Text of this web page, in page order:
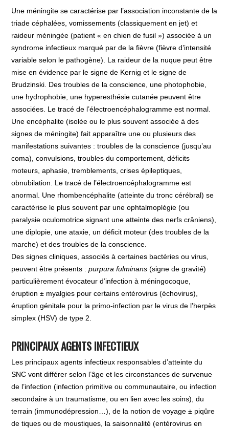
Une méningite se caractérise par l’association inconstante de la
triade céphalées, vomissements (classiquement en jet) et
raideur méningée (patient « en chien de fusil ») associée à un
syndrome infectieux marqué par de la fièvre (fièvre d’intensité
variable selon le pathogène). La raideur de la nuque peut être
mise en évidence par le signe de Kernig et le signe de
Brudzinski. Des troubles de la conscience, une photophobie,
une hydrophobie, une hyperesthésie cutanée peuvent être
associées. Le tracé de l’électroencéphalogramme est normal.
Une encéphalite (isolée ou le plus souvent associée à des
signes de méningite) fait apparaître une ou plusieurs des
manifestations suivantes : troubles de la conscience (jusqu’au
coma), convulsions, troubles du comportement, déficits
moteurs, aphasie, tremblements, crises épileptiques,
obnubilation. Le tracé de l’électroencéphalogramme est
anormal. Une rhombencéphalite (atteinte du tronc cérébral) se
caractérise le plus souvent par une ophtalmoplégie (ou
paralysie oculomotrice signant une atteinte des nerfs crâniens),
une diplopie, une ataxie, un déficit moteur (des troubles de la
marche) et des troubles de la conscience.
Des signes cliniques, associés à certaines bactéries ou virus,
peuvent être présents :purpura fulminans(signe de gravité)
particulièrement évocateur d’infection à méningocoque,
éruption ± myalgies pour certains entérovirus (échovirus),
éruption génitale pour la primo-infection par le virus de l’herpès
simplex (HSV) de type 2.
PRINCIPAUX AGENTS INFECTIEUX
Les principaux agents infectieux responsables d’atteinte du
SNC vont différer selon l’âge et les circonstances de survenue
de l’infection (infection primitive ou communautaire, ou infection
secondaire à un traumatisme, ou en lien avec les soins), du
terrain (immunodépression…), de la notion de voyage ± piqûre
de tiques ou de moustiques, la saisonnalité (entérovirus en